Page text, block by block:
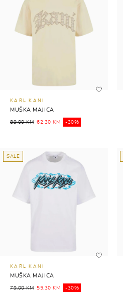
KARL KANI
MUŠKA MAJICA
89,00 KM 62,30 KM -30%
SALE
KARL KANI
MUŠKA MAJICA
79,00 KM 55,30 KM -30%